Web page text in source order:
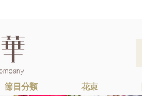
節日分類 花束